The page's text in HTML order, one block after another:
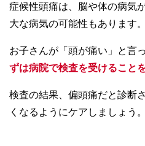
症候性頭痛は、脳や体の病気
大な病気の可能性もあります。
お子さんが「頭が痛い」と言っ
ずは病院で検査を受けること
検査の結果、偏頭痛だと診断
くなるようにケアしましょう。